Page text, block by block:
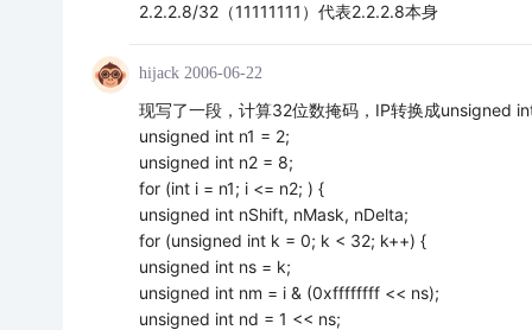
2.2.2.8/32（11111111）代表2.2.2.8本身
hijack 2006-06-22
现写了一段，计算32位数掩码，IP转换成unsigned
unsigned int n1 = 2;
unsigned int n2 = 8;
for (int i = n1; i <= n2; ) {
unsigned int nShift, nMask, nDelta;
for (unsigned int k = 0; k < 32; k++) {
unsigned int ns = k;
unsigned int nm = i & (0xffffffff << ns);
unsigned int nd = 1 << ns;